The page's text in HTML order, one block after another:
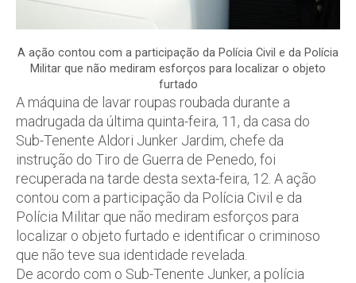
A ação contou com a participação da Polícia Civil e da Polícia
Militar que não mediram esforços para localizar o objeto
furtado
A máquina de lavar roupas roubada durante a
madrugada da última quinta-feira, 11, da casa do
Sub-Tenente Aldori Junker Jardim, chefe da
instrução do Tiro de Guerra de Penedo, foi
recuperada na tarde desta sexta-feira, 12. A ação
contou com a participação da Polícia Civil e da
Polícia Militar que não mediram esforços para
localizar o objeto furtado e identificar o criminoso
que não teve sua identidade revelada.
De acordo com o Sub-Tenente Junker, a polícia